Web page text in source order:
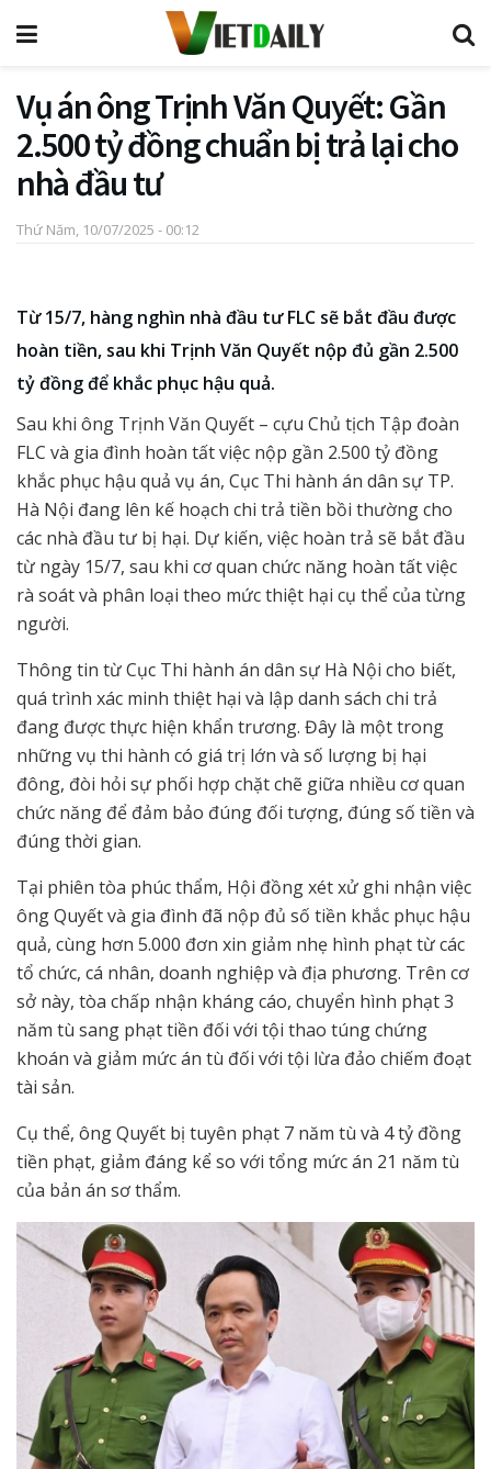
Vụ án ông Trịnh Văn Quyết: Gần
2.500 tỷ đồng chuẩn bị trả lại cho
nhà đầu tư
Thứ Năm, 10/07/2025 - 00:12
Từ 15/7, hàng nghìn nhà đầu tư FLC sẽ bắt đầu được
hoàn tiền, sau khi Trịnh Văn Quyết nộp đủ gần 2.500
tỷ đồng để khắc phục hậu quả.
Sau khi ông Trịnh Văn Quyết – cựu Chủ tịch Tập đoàn
FLC và gia đình hoàn tất việc nộp gần 2.500 tỷ đồng
khắc phục hậu quả vụ án, Cục Thi hành án dân sự TP.
Hà Nội đang lên kế hoạch chi trả tiền bồi thường cho
các nhà đầu tư bị hại. Dự kiến, việc hoàn trả sẽ bắt đầu
từ ngày 15/7, sau khi cơ quan chức năng hoàn tất việc
rà soát và phân loại theo mức thiệt hại cụ thể của từng
người.
Thông tin từ Cục Thi hành án dân sự Hà Nội cho biết,
quá trình xác minh thiệt hại và lập danh sách chi trả
đang được thực hiện khẩn trương. Đây là một trong
những vụ thi hành có giá trị lớn và số lượng bị hại
đông, đòi hỏi sự phối hợp chặt chẽ giữa nhiều cơ quan
chức năng để đảm bảo đúng đối tượng, đúng số tiền và
đúng thời gian.
Tại phiên tòa phúc thẩm, Hội đồng xét xử ghi nhận việc
ông Quyết và gia đình đã nộp đủ số tiền khắc phục hậu
quả, cùng hơn 5.000 đơn xin giảm nhẹ hình phạt từ các
tổ chức, cá nhân, doanh nghiệp và địa phương. Trên cơ
sở này, tòa chấp nhận kháng cáo, chuyển hình phạt 3
năm tù sang phạt tiền đối với tội thao túng chứng
khoán và giảm mức án tù đối với tội lừa đảo chiếm đoạt
tài sản.
Cụ thể, ông Quyết bị tuyên phạt 7 năm tù và 4 tỷ đồng
tiền phạt, giảm đáng kể so với tổng mức án 21 năm tù
của bản án sơ thẩm.